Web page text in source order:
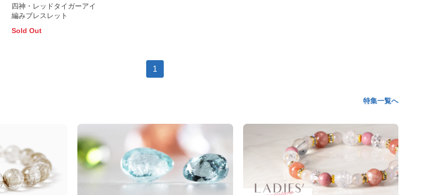
四神・レッドタイガーアイ
編みブレスレット
Sold Out
1
特集一覧へ